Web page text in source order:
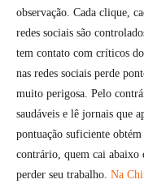
observação. Cada clique,
redes sociais são
tem contato com críticos
nas redes sociais perde
muito perigosa. Pelo
saudáveis e lê jornais que
pontuação suficiente
contrário, quem cai abaixo
perder seu trabalho. Na